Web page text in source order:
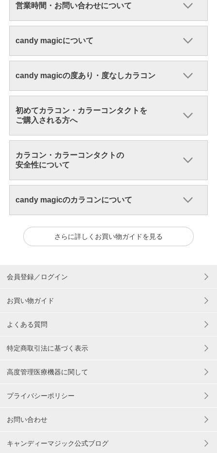
営業時間・お問い合わせについて
candy magicについて
candy magicの度あり・度なしカラコン
初めてカラコン・カラーコンタクトを
ご購入される方へ
カラコン・カラーコンタクトの
安全性について
candy magicのカラコンについて
さらに詳しくお買い物ガイドを見る
会員登録／ログイン
お買い物ガイド
よくある質問
特定商取引法に基づく表示
高度管理医療機器に関して
プライバシーポリシー
お問い合わせ
キャンディーマジック公式ブログ